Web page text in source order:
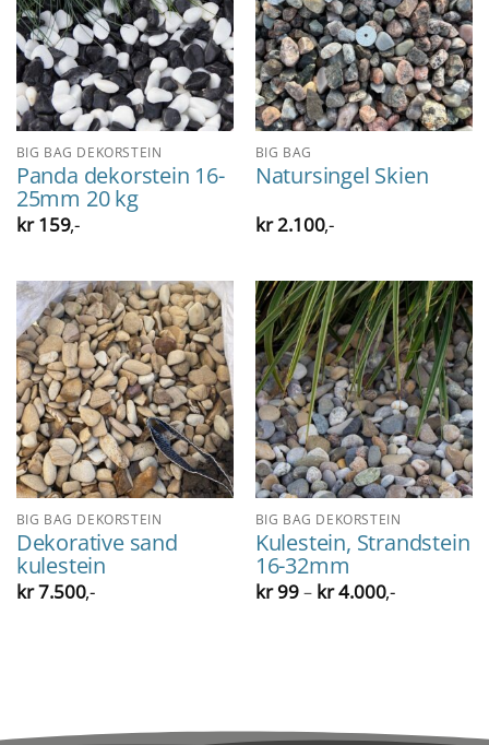
BIG BAG DEKORSTEIN
Panda dekorstein 16-
25mm 20 kg
kr159,-
BIG BAG
Natursingel Skien
kr2.100,-
BIG BAG DEKORSTEIN
Dekorative sand
kulestein
kr7.500,-
BIG BAG DEKORSTEIN
Kulestein, Strandstein
16-32mm
kr99– kr4.000Prisområde:
kr 99
,-